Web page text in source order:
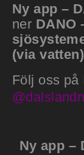
Ny app –
ner DANO
(via vatten)
Följ oss på
Ny app –